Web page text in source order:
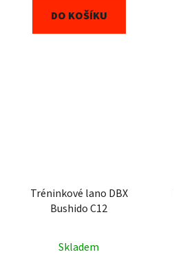
DO KOŠÍKU
Tréninkové lano DBX
Bushido C12
Skladem